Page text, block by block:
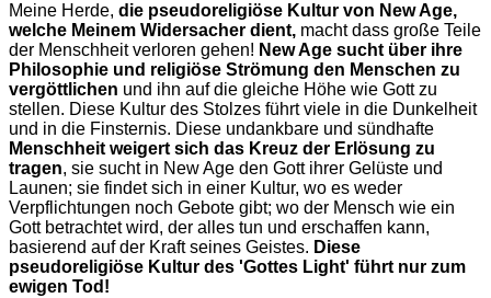
Meine Herde, die pseudoreligiöse Kultur von New Age,
welche Meinem Widersacher dient, macht dass große Teile
der Menschheit verloren gehen! New Age sucht über ihre
Philosophie und religiöse Strömung den Menschen zu
vergöttlichen und ihn auf die gleiche Höhe wie Gott zu
stellen. Diese Kultur des Stolzes führt viele in die Dunkelheit
und in die Finsternis. Diese undankbare und sündhafte
Menschheit weigert sich das Kreuz der Erlösung zu
tragen, sie sucht in New Age den Gott ihrer Gelüste und
Launen; sie findet sich in einer Kultur, wo es weder
Verpflichtungen noch Gebote gibt; wo der Mensch wie ein
Gott betrachtet wird, der alles tun und erschaffen kann,
basierend auf der Kraft seines Geistes. Diese
pseudoreligiöse Kultur des 'Gottes Light' führt nur zum
ewigen Tod!